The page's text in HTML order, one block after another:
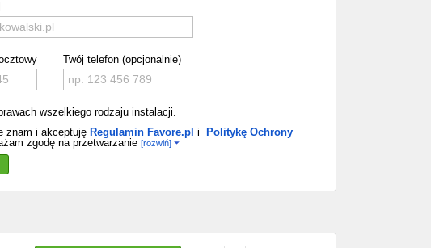
Twój telefon (opcjonalnie)
wszelkiego rodzaju instalacji.
znam i akceptuję Regulamin Favore.pl i
Politykę Ochrony
zgodę na przetwarzanie [rozwiń]